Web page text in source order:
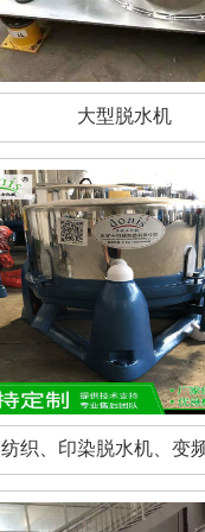
大型脱水机
纺织、印染脱水机、变